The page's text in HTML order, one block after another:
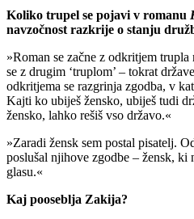
Koliko trupel se pojavi v romanu
navzočnost razkrije o stanju
»Roman se začne z odkritjem
se z drugim ‘truplom’ – tokrat
odkritjema se razgrinja zgodba, v
Kajti ko ubiješ žensko, ubiješ tudi
žensko, lahko rešiš vso državo.«
»Zaradi žensk sem postal pisatelj.
poslušal njihove zgodbe – žensk,
glasu.«
Kaj pooseblja Zakija?